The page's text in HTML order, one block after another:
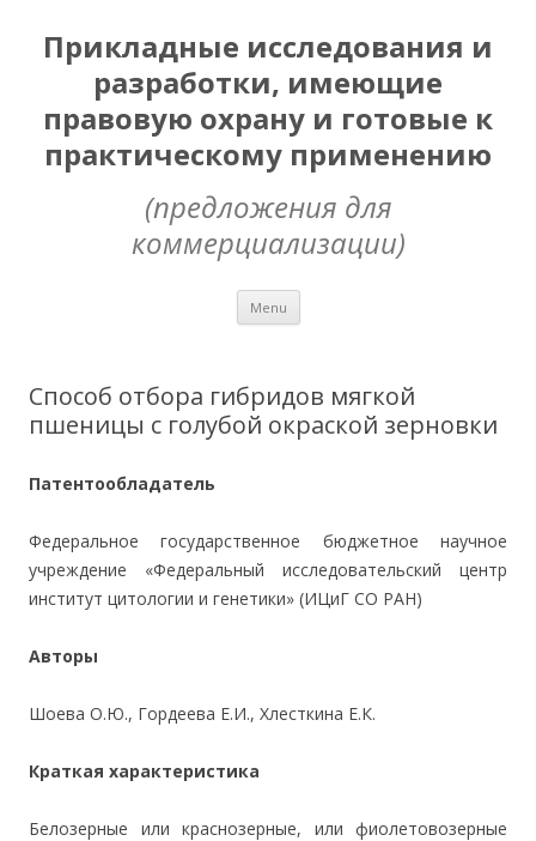
Прикладные исследования и
разработки, имеющие
правовую охрану и готовые к
практическому применению
(предложения для
коммерциализации)
Menu Skip
content
Способ отбора гибридов мягкой
пшеницы с голубой окраской зерновки
Патентообладатель
Федеральное государственное бюджетное научное
учреждение «Федеральный исследовательский центр
институт цитологии и генетики» (ИЦиГ СО РАН)
Авторы
Шоева О.Ю., Гордеева Е.И., Хлесткина Е.К.
Краткая характеристика
Белозерные или краснозерные, или фиолетовозерные